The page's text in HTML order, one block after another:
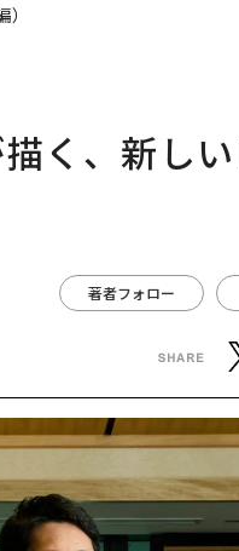
く、新し
著者フォロー